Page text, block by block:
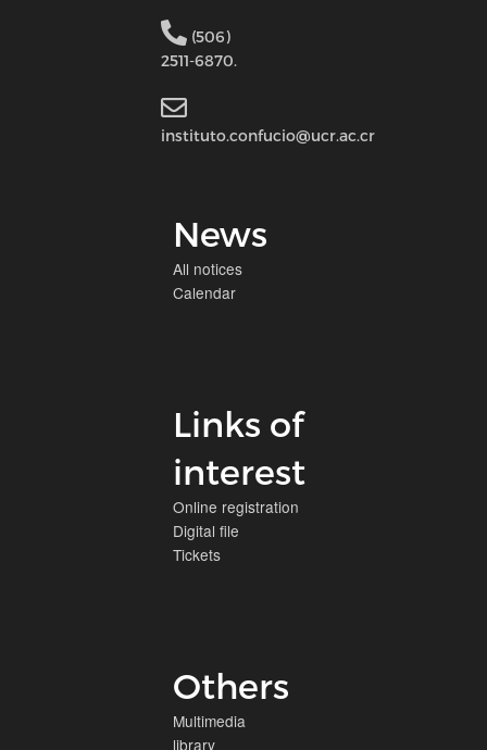
(506)
2511-6870.
instituto.confucio@ucr.ac.cr
News
All notices
Calendar
Links of
interest
Online registration
Digital file
Tickets
Others
Multimedia
library